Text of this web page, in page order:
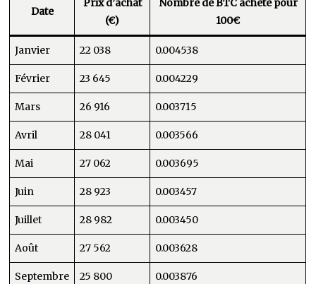
Date
Prix d’achat
(€)
Nombre de BTC acheté pour
100€
Janvier 22 038 0.004538
Février 23 645 0.004229
Mars 26 916 0.003715
Avril 28 041 0.003566
Mai 27 062 0.003695
Juin 28 923 0.003457
Juillet 28 982 0.003450
Août 27 562 0.003628
Septembre 25 800 0.003876